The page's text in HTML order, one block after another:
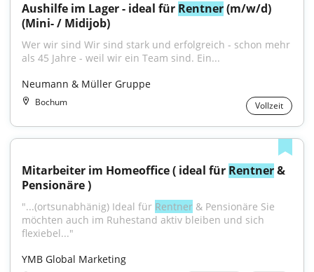
Aushilfe im Lager - ideal für Rentner (m/w/d)
(Mini- / Midijob)
Wer wir sind Wir sind stark und erfolgreich - schon mehr
als 45 Jahre - weil wir ein Team sind. Ein...
Neumann & Müller Gruppe
Bochum Vollzeit
Mitarbeiter im Homeoffice ( ideal für Rentner &
Pensionäre )
"...(ortsunabhänig) Ideal für Rentner & Pensionäre Sie
möchten auch im Ruhestand aktiv bleiben und sich
flexiebel..."
YMB Global Marketing